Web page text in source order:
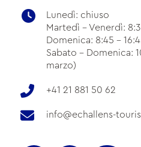
Lunedì: chiuso
Martedì - Venerdì:
Domenica: 8:45 -
Sabato - Domenica:
marzo)
+41 21 881 50 62
info@echallens-